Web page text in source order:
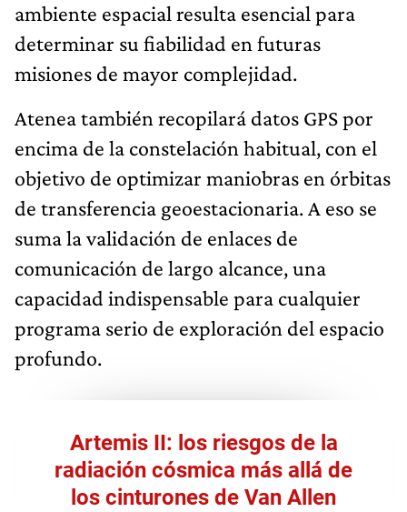
ambiente espacial resulta esencial para
determinar su fiabilidad en futuras
misiones de mayor complejidad.
Atenea también recopilará datos GPS por
encima de la constelación habitual, con el
objetivo de optimizar maniobras en órbitas
de transferencia geoestacionaria. A eso se
suma la validación de enlaces de
comunicación de largo alcance, una
capacidad indispensable para cualquier
programa serio de exploración del espacio
profundo.
Artemis II: los riesgos de la
radiación cósmica más allá de
los cinturones de Van Allen